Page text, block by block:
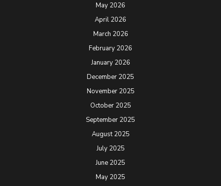
May 2026
April 2026
March 2026
February 2026
January 2026
December 2025
November 2025
October 2025
September 2025
August 2025
July 2025
June 2025
May 2025